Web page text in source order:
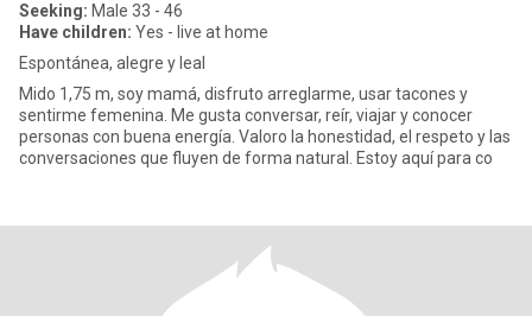
Seeking: Male 33 - 46
Have children: Yes - live at home
Espontánea, alegre y leal
Mido 1,75 m, soy mamá, disfruto arreglarme, usar tacones y
sentirme femenina. Me gusta conversar, reír, viajar y conocer
personas con buena energía. Valoro la honestidad, el respeto y las
conversaciones que fluyen de forma natural. Estoy aquí para co